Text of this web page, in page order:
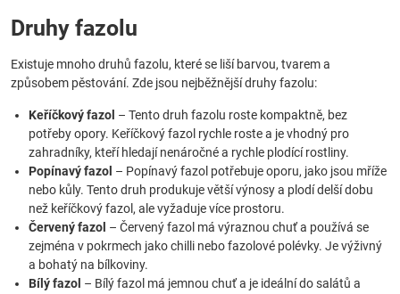
Druhy fazolu
Existuje mnoho druhů fazolu, které se liší barvou, tvarem a
způsobem pěstování. Zde jsou nejběžnější druhy fazolu:
Keříčkový fazol – Tento druh fazolu roste kompaktně, bez
potřeby opory. Keříčkový fazol rychle roste a je vhodný pro
zahradníky, kteří hledají nenáročné a rychle plodící rostliny.
Popínavý fazol – Popínavý fazol potřebuje oporu, jako jsou mříže
nebo kůly. Tento druh produkuje větší výnosy a plodí delší dobu
než keříčkový fazol, ale vyžaduje více prostoru.
Červený fazol – Červený fazol má výraznou chuť a používá se
zejména v pokrmech jako chilli nebo fazolové polévky. Je výživný
a bohatý na bílkoviny.
Bílý fazol – Bílý fazol má jemnou chuť a je ideální do salátů a